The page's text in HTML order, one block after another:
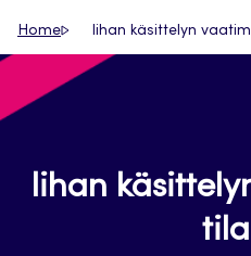
Home lihan käsittelyn
lihan